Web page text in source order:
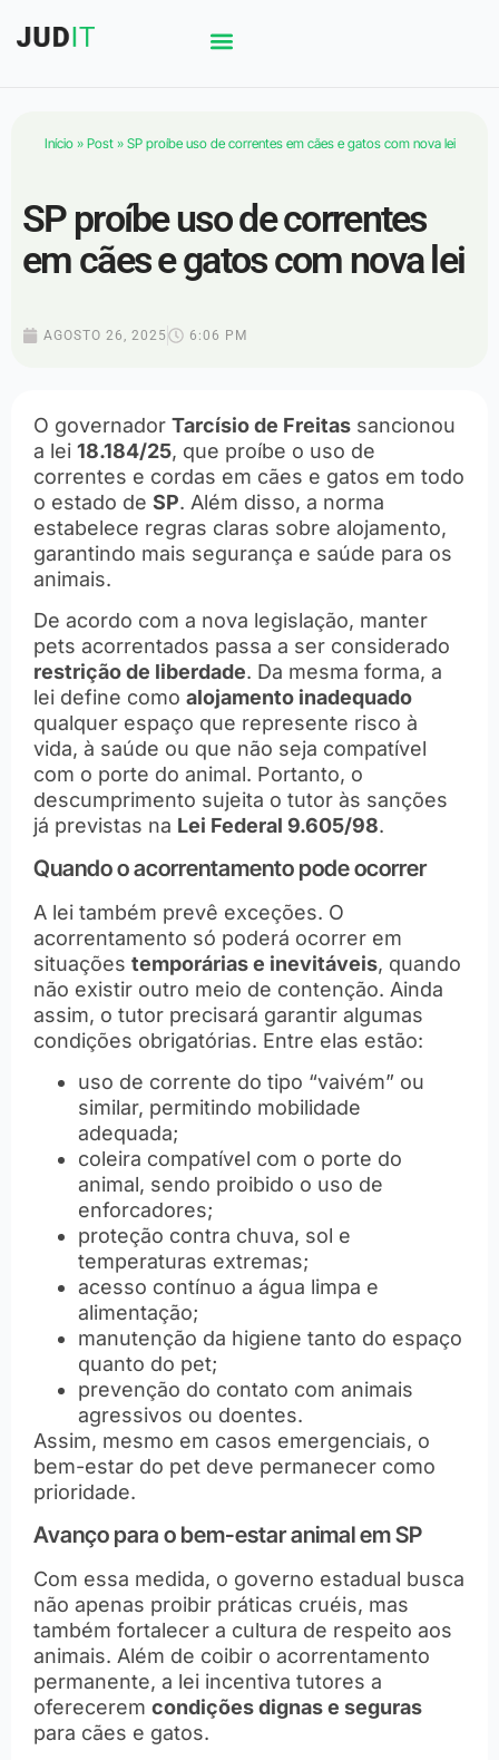
Início » Post » SP proíbe uso de correntes em cães e gatos com nova lei
SP proíbe uso de correntes
em cães e gatos com nova lei
AGOSTO 26, 2025 6:06 PM
O governador Tarcísio de Freitas sancionou
a lei 18.184/25, que proíbe o uso de
correntes e cordas em cães e gatos em todo
o estado de SP. Além disso, a norma
estabelece regras claras sobre alojamento,
garantindo mais segurança e saúde para os
animais.
De acordo com a nova legislação, manter
pets acorrentados passa a ser considerado
restrição de liberdade. Da mesma forma, a
lei define como alojamento inadequado
qualquer espaço que represente risco à
vida, à saúde ou que não seja compatível
com o porte do animal. Portanto, o
descumprimento sujeita o tutor às sanções
já previstas na Lei Federal 9.605/98.
Quando o acorrentamento pode ocorrer
A lei também prevê exceções. O
acorrentamento só poderá ocorrer em
situações temporárias e inevitáveis, quando
não existir outro meio de contenção. Ainda
assim, o tutor precisará garantir algumas
condições obrigatórias. Entre elas estão:
uso de corrente do tipo “vaivém” ou
similar, permitindo mobilidade
adequada;
coleira compatível com o porte do
animal, sendo proibido o uso de
enforcadores;
proteção contra chuva, sol e
temperaturas extremas;
acesso contínuo a água limpa e
alimentação;
manutenção da higiene tanto do espaço
quanto do pet;
prevenção do contato com animais
agressivos ou doentes.
Assim, mesmo em casos emergenciais, o
bem-estar do pet deve permanecer como
prioridade.
Avanço para o bem-estar animal em SP
Com essa medida, o governo estadual busca
não apenas proibir práticas cruéis, mas
também fortalecer a cultura de respeito aos
animais. Além de coibir o acorrentamento
permanente, a lei incentiva tutores a
oferecerem condições dignas e seguras
para cães e gatos.